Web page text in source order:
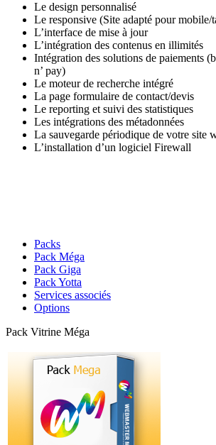
Le design personnalisé
Le responsive (Site adapté pour mobile/
L’interface de mise à jour
L’intégration des contenus en illimités
Intégration des solutions de paiements
n’ pay)
Le moteur de recherche intégré
La page formulaire de contact/devis
Le reporting et suivi des statistiques
Les intégrations des métadonnées
La sauvegarde périodique de votre site
L’installation d’un logiciel Firewall
Packs
Pack Méga
Pack Giga
Pack Yotta
Services associés
Options
Pack Vitrine Méga